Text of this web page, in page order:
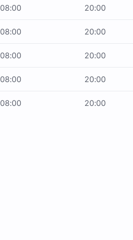
08:00 20:00
08:00 20:00
08:00 20:00
08:00 20:00
08:00 20:00